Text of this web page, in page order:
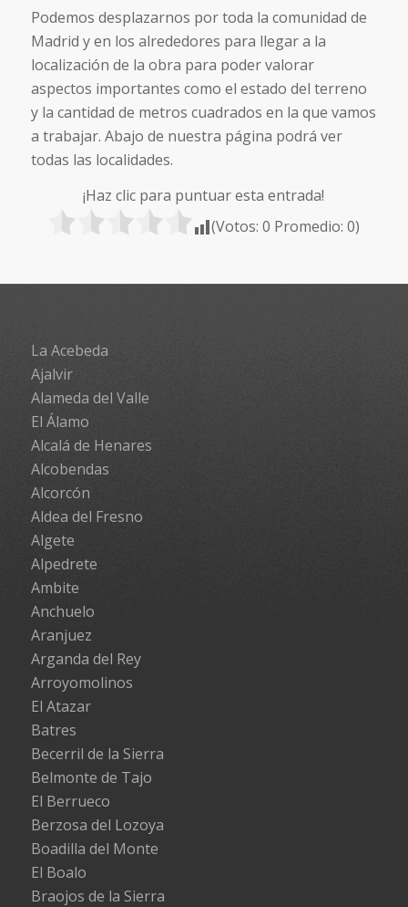
Podemos desplazarnos por toda la comunidad de
Madrid y en los alrededores para llegar a la
localización de la obra para poder valorar
aspectos importantes como el estado del terreno
y la cantidad de metros cuadrados en la que vamos
a trabajar. Abajo de nuestra página podrá ver
todas las localidades.
¡Haz clic para puntuar esta entrada!
(Votos:0 Promedio:0)
La Acebeda
Ajalvir
Alameda del Valle
El Álamo
Alcalá de Henares
Alcobendas
Alcorcón
Aldea del Fresno
Algete
Alpedrete
Ambite
Anchuelo
Aranjuez
Arganda del Rey
Arroyomolinos
El Atazar
Batres
Becerril de la Sierra
Belmonte de Tajo
El Berrueco
Berzosa del Lozoya
Boadilla del Monte
El Boalo
Braojos de la Sierra